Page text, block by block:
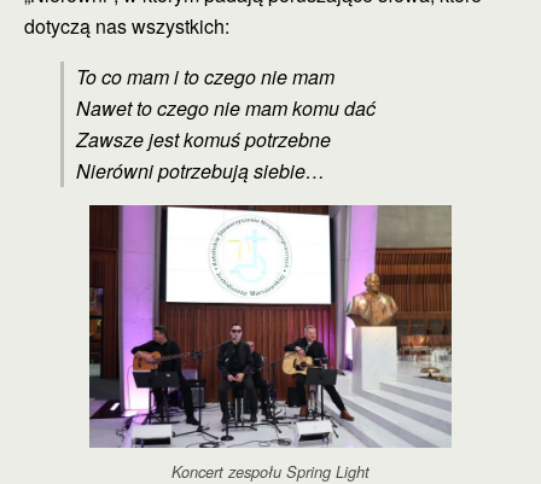
dotyczą nas wszystkich:
To co mam i to czego nie mam
Nawet to czego nie mam komu dać
Zawsze jest komuś potrzebne
Nierówni potrzebują siebie…
Koncert zespołu Spring Light